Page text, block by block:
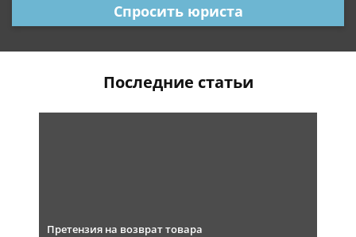
Спросить юриста
Последние статьи
Претензия на возврат товара